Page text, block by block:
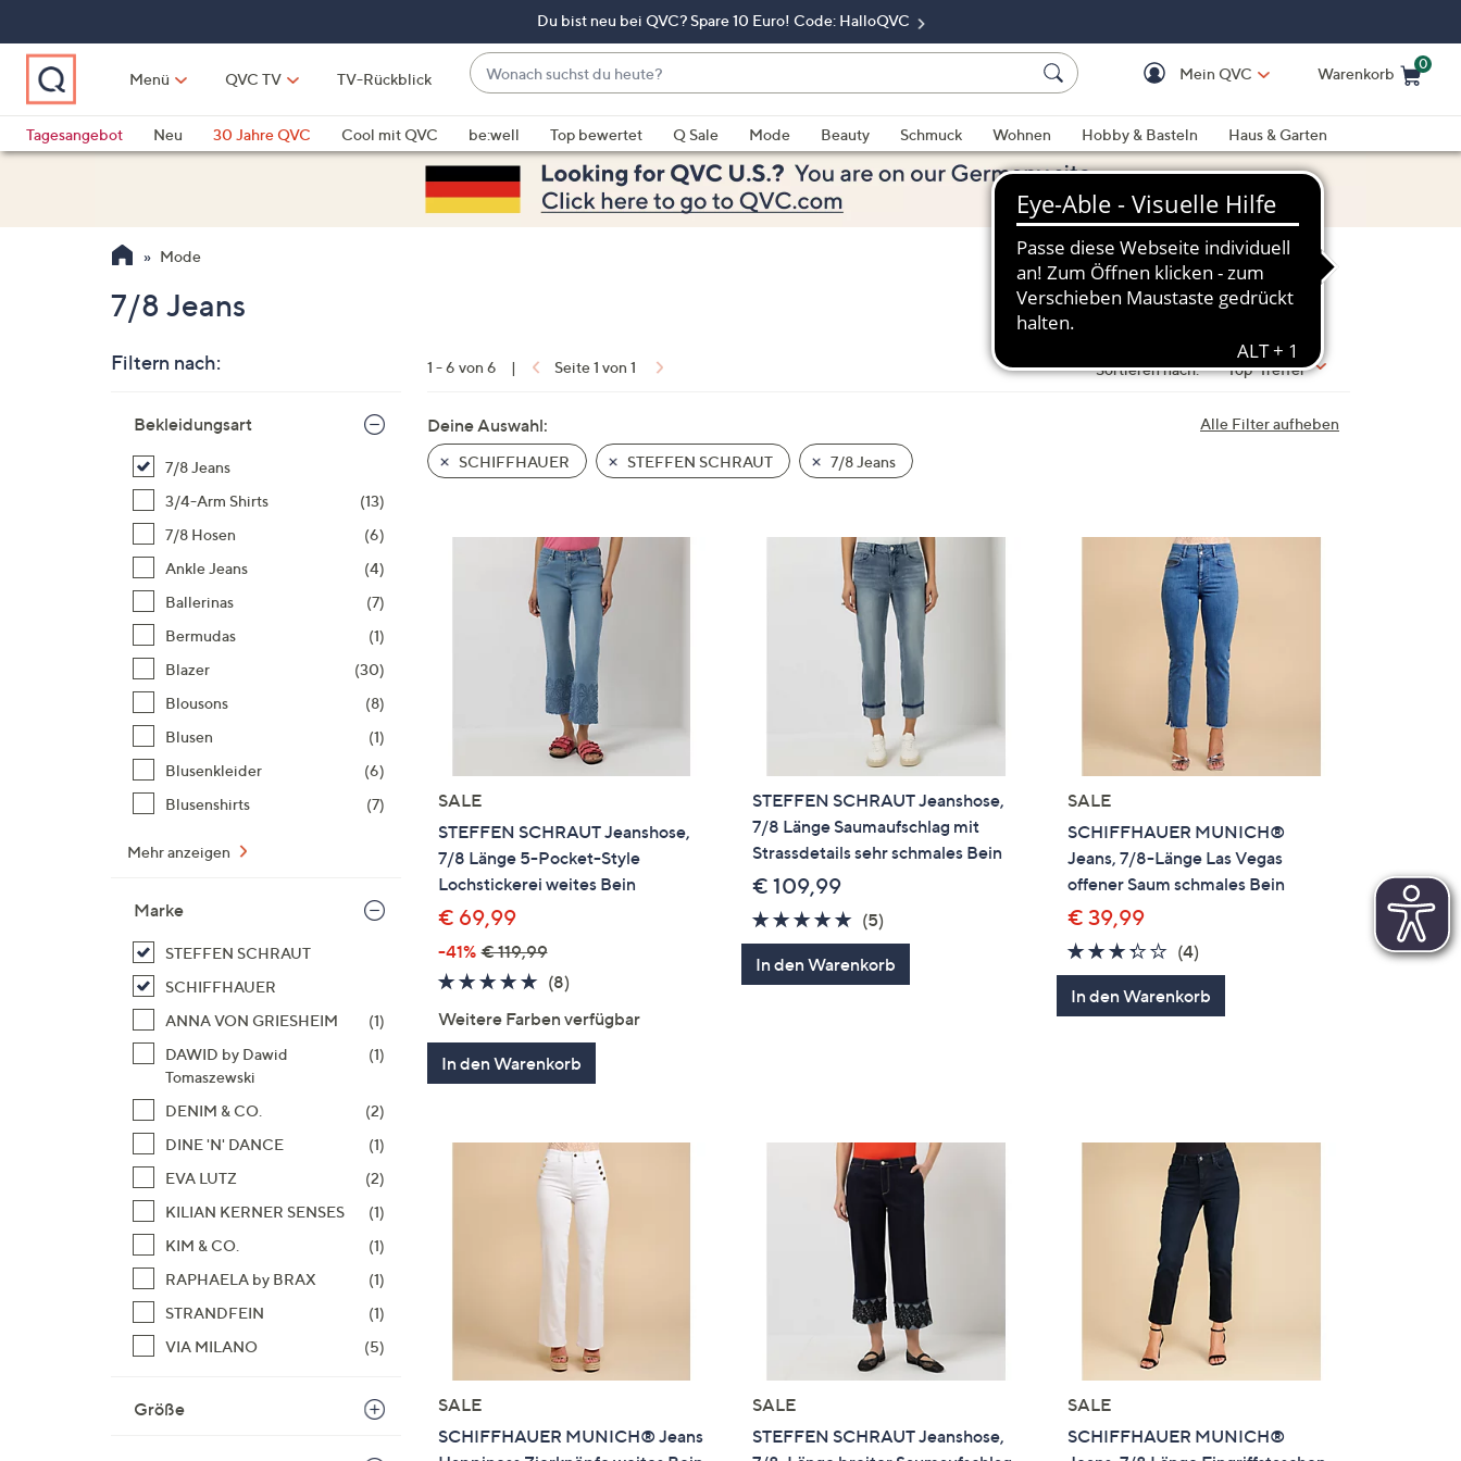
springen
Du bist neu bei QVC? Spare 10 Euro! Code: HalloQVC
Menü QVC TV TV-Rückblick
Wonach
suchst
du
heute?
Vorschläge
verfügbar
sind,
verwenden
und
unten
oder
wischen
Geräten
anzuzeigen.
Mein QVC Warenkorb
0
Tagesangebot
Neu 30 Jahre QVC Cool mit QVC be:well Top bewertet Q Sale Mode Beauty Schmuck Wohnen Hobby & Basteln
Haus & Garten
Mode
7/8 Jeans
Filtern nach:
Produktliste
Bekleidungsart
7/8 Jeans
3/4-Arm Shirts
(13)
7/8 Hosen
(6)
Ankle Jeans
(4)
Ballerinas
(7)
Bermudas
(1)
Blazer
(30)
Blousons
(8)
Blusen
(1)
Blusenkleider
(6)
Blusenshirts
(7)
Mehr anzeigen
Marke
STEFFEN SCHRAUT
SCHIFFHAUER
ANNA VON GRIESHEIM
(1)
DAWID by Dawid
Tomaszewski
(1)
DENIM & CO.
(2)
DINE 'N' DANCE
(1)
EVA LUTZ
(2)
KILIAN KERNER SENSES
(1)
KIM & CO.
(1)
RAPHAELA by BRAX
(1)
STRANDFEIN
(1)
VIA MILANO
(5)
Größe
1 - 6 von 6 | Seite 1 von 1 Sortieren nach: Top-Treffer
Alle Filter aufheben
Deine Auswahl:
SCHIFFHAUER STEFFEN SCHRAUT 7/8 Jeans
SALE
STEFFEN SCHRAUT Jeanshose,
7/8 Länge 5-Pocket-Style
Lochstickerei weites Bein
€ 69,99
-41% € 119,99
5.0
5
(8)8
Weitere Farben verfügbar
In den Warenkorb
STEFFEN SCHRAUT Jeanshose,
7/8 Länge Saumaufschlag mit
Strassdetails sehr schmales Bein
€ 109,99
4.8
von
5
(5)
Bewertungen
In den Warenkorb
SALE
SCHIFFHAUER MUNICH®
Jeans, 7/8-Länge Las Vegas
offener Saum schmales Bein
€ 39,99
3.2
von
5
(4)
Bewertungen
In den Warenkorb
SALE
SCHIFFHAUER MUNICH® Jeans
SALE
STEFFEN SCHRAUT Jeanshose,
SALE
SCHIFFHAUER MUNICH®